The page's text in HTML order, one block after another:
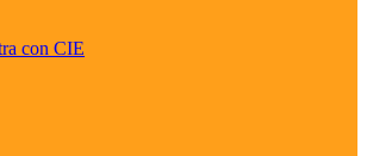
con CIE